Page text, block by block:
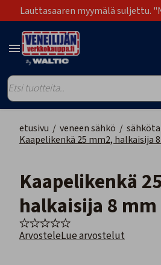
Lauttasaaren myymälä suljettu.
poistunut
etusivu / veneen sähkö /
Kaapelikenkä 25 mm2, halkaisija
Kaapelikenkä 25 mm2,
halkaisija 8 mm
ArvosteleLue arvostelut